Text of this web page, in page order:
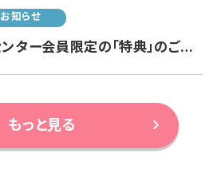
お知らせ
さっぽろ結婚支援センター会員限定の「特典」のご案内（結婚相談所 Hiroka様より）
もっと見る